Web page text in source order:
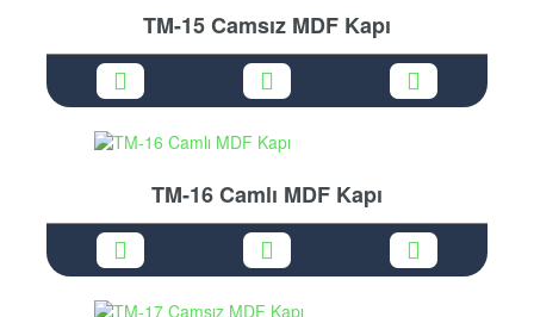
TM-15 Camsız MDF Kapı
TM-16 Camlı MDF Kapı